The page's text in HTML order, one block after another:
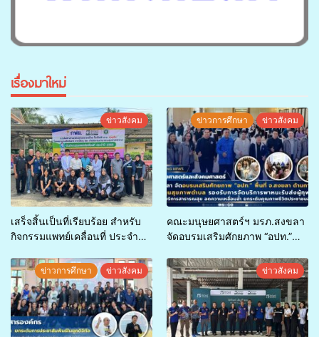
เรื่องมาใหม่
ข่าวสังคม
เสร็จสิ้นเป็นที่เรียบร้อย สำหรับ
กิจกรรมแพทย์เคลื่อนที่ ประจำปี
แก่ประชาชนในพื้นที่อำเภอจะนะ
ข่าวการศึกษา ข่าวสังคม
คณะมนุษยศาสตร์ฯ มรภ.สงขลา
จัดอบรมเสริมศักยภาพ “อปท.”
สุขภาพตำบล รองรับการจัด
บริการพาหนะรับส่งผู้ทุพพลภาพ
เพื่อเข้ารับบริการสาธารณสุข ลด
ความเหลื่อมล้ำ ยกระดับคุณภาพ
ชีวิตประชาชนอย่างยั่งยืน
ข่าวการศึกษา ข่าวสังคม ข่าวสังคม